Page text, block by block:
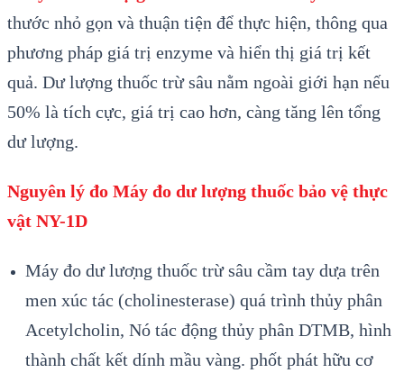
thước nhỏ gọn và thuận tiện để thực hiện, thông qua
phương pháp giá trị enzyme và hiển thị giá trị kết
quả. Dư lượng thuốc trừ sâu nằm ngoài giới hạn nếu
50% là tích cực, giá trị cao hơn, càng tăng lên tổng
dư lượng.
Nguyên lý đo Máy đo dư lượng thuốc bảo vệ thực
vật NY-1D
Máy đo dư lượng thuốc trừ sâu cầm tay dựa trên
men xúc tác (cholinesterase) quá trình thủy phân
Acetylcholin, Nó tác động thủy phân DTMB, hình
thành chất kết dính mầu vàng. phốt phát hữu cơ